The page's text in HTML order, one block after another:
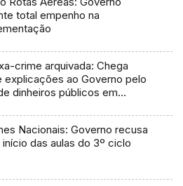
total empenho na
crime arquivada: Chega
explicações ao Governo pelo
dinheiros públicos em
Nacionais: Governo recusa
início das aulas do 3º ciclo